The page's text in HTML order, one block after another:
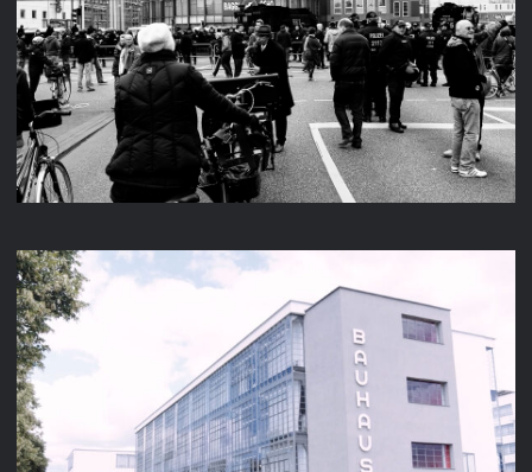
FREIHEIT
GOETHE-INSTITUT